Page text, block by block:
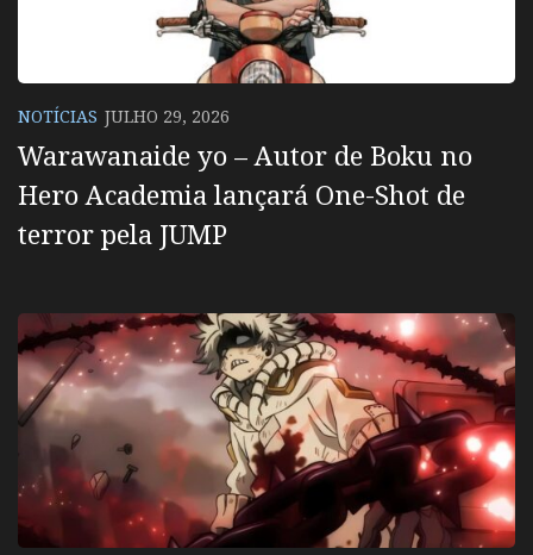
NOTÍCIAS JULHO 29, 2026
Warawanaide yo – Autor de Boku no
Hero Academia lançará One-Shot de
terror pela JUMP